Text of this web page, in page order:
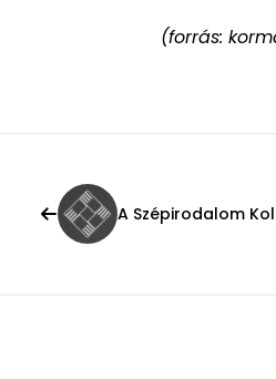
(forrás:
A Szépirodalom